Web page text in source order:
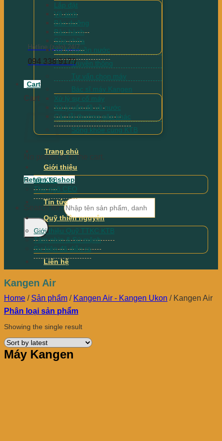
Hotline (zalo) 24/7
094 338 9179
Cart
Cart
No products in the cart.
Return to shop
Search for:
Lắp đặt
Vệ sinh
Bảo dưỡng
Bảo hành
Sửa chữa
Xử lý nguồn nước
Truyền thông
Tư vấn chọn máy
Bác sĩ máy Kangen
Xử lý sự cố máy
Xử lý vấn đề về nước
Các lỗi thường gặp khác
Sống khỏe cùng KTB
Trang chủ
Giới thiệu
Về KTB
Thư ngõ CEO
Tin tức
Quỹ thiện nguyện
Giới thiệu Quỹ TTKC KTB
Tầm nhìn & Sứ mệnh
Sự kiện đã diễn ra
Liên hệ
Kangen Air
Home / Sản phẩm / Kangen Air - Kangen Ukon /Kangen Air
Phân loại sản phẩm
Showing the single result
Máy Kangen